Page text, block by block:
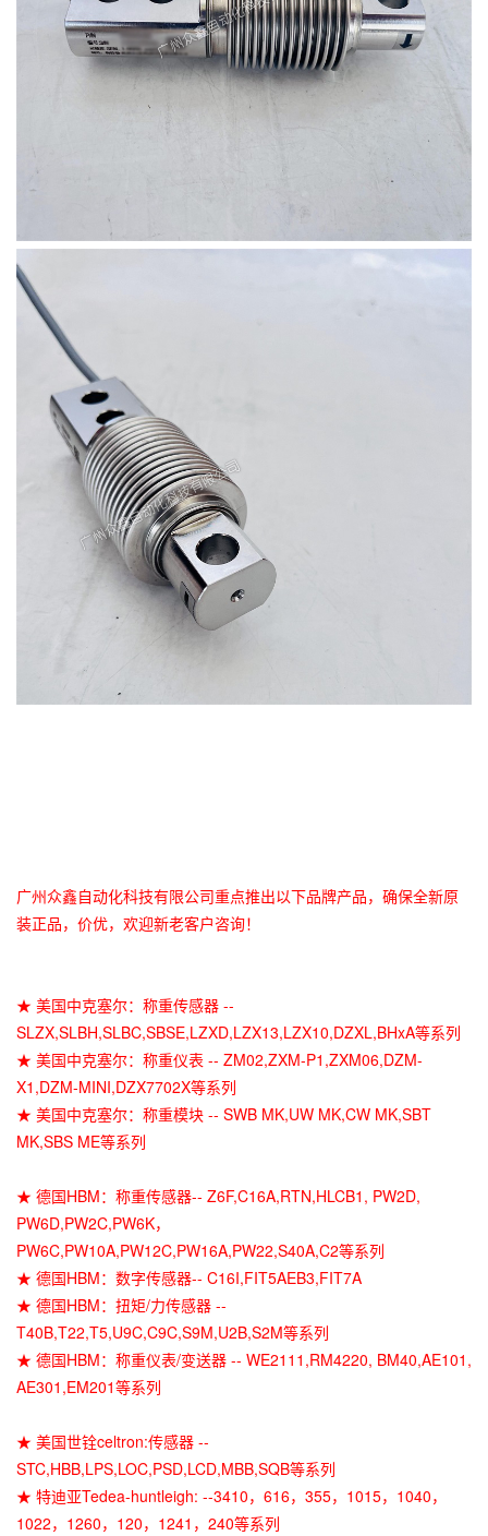
广州众鑫自动化科技有限公司重点推出以下品牌产品，确保全新原
装正品，价优，欢迎新老客户咨询！
★ 美国中克塞尔：称重传感器 --
SLZX,SLBH,SLBC,SBSE,LZXD,LZX13,LZX10,DZXL,BHxA等系列
★ 美国中克塞尔：称重仪表 -- ZM02,ZXM-P1,ZXM06,DZM-
X1,DZM-MINI,DZX7702X等系列
★ 美国中克塞尔：称重模块 -- SWB MK,UW MK,CW MK,SBT
MK,SBS ME等系列
★ 德国HBM：称重传感器-- Z6F,C16A,RTN,HLCB1, PW2D,
PW6D,PW2C,PW6K，
PW6C,PW10A,PW12C,PW16A,PW22,S40A,C2等系列
★ 德国HBM：数字传感器-- C16I,FIT5AEB3,FIT7A
★ 德国HBM：扭矩/力传感器 --
T40B,T22,T5,U9C,C9C,S9M,U2B,S2M等系列
★ 德国HBM：称重仪表/变送器 -- WE2111,RM4220, BM40,AE101,
AE301,EM201等系列
★ 美国世铨celtron:传感器 --
STC,HBB,LPS,LOC,PSD,LCD,MBB,SQB等系列
★ 特迪亚Tedea-huntleigh: --3410，616，355，1015，1040，
1022，1260，120，1241，240等系列